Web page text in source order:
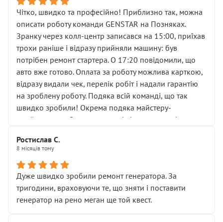
ущільнювачів.
Що прикро — це не перший мій візит. Раніше міняв у
вас стартер, і тоді сервіс наче справив хороше
враження. Але згодом знайшов декілька гайок під
лобовим склом. Мені пояснили, що це “старі гайки, які
відкручували”, і попросили не хвилюватися. ( надіюсь
новий власник, не застяг в полі))
Але після нинішнього візиту такі дрібниці вже не
здаються дрібницями.
Я — клієнт, який працює на довірі, і саме її цей сервіс
Хотілося б більше:
• належної уваги до авто
• прозорості в роботах і рахунках
• реальної діагностики, а не формального
“подивились і поїхав”
На жаль, складається враження, що сервіс працює не
Чітко, швидко та професійно! Приблизно так, можна
описати роботу команди GENSTAR на Позняках.
Зранку через колл-центр записався на 15:00, приїхав
трохи раніше і відразу прийняли машину: був
потрібен ремонт стартера. О 17:20 повідомили, що
авто вже готово. Оплата за роботу можлива карткою,
відразу видали чек, перелік робіт і надали гарантію
на зроблену роботу. Подяка всій команді, що так
швидко зробили! Окрема подяка майстеру-
приймальнику Олександру: всі чітко та по суті.
звертатися до цього автосервісу.
Ростислав С.
8 місяців тому
Дуже швидко зробили ремонт генератора. За
тригодини, враховуючи те, що зняти і поставити
генератор на рено меган ще той квест.